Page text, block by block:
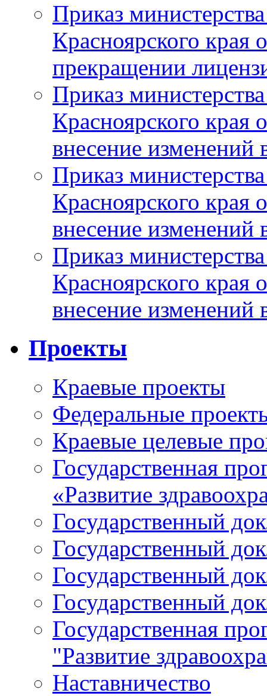
Приказ
Красноярского
прекращении
Приказ
Красноярского
внесение изменений
Приказ
Красноярского
внесение изменений
Приказ
Красноярского
внесение изменений
Проекты
Краевые проекты
Федеральные
Краевые целевые
Государственная
«Развитие
Государственный
Государственный
Государственный
Государственный
Государственная
"Развитие
Наставничество